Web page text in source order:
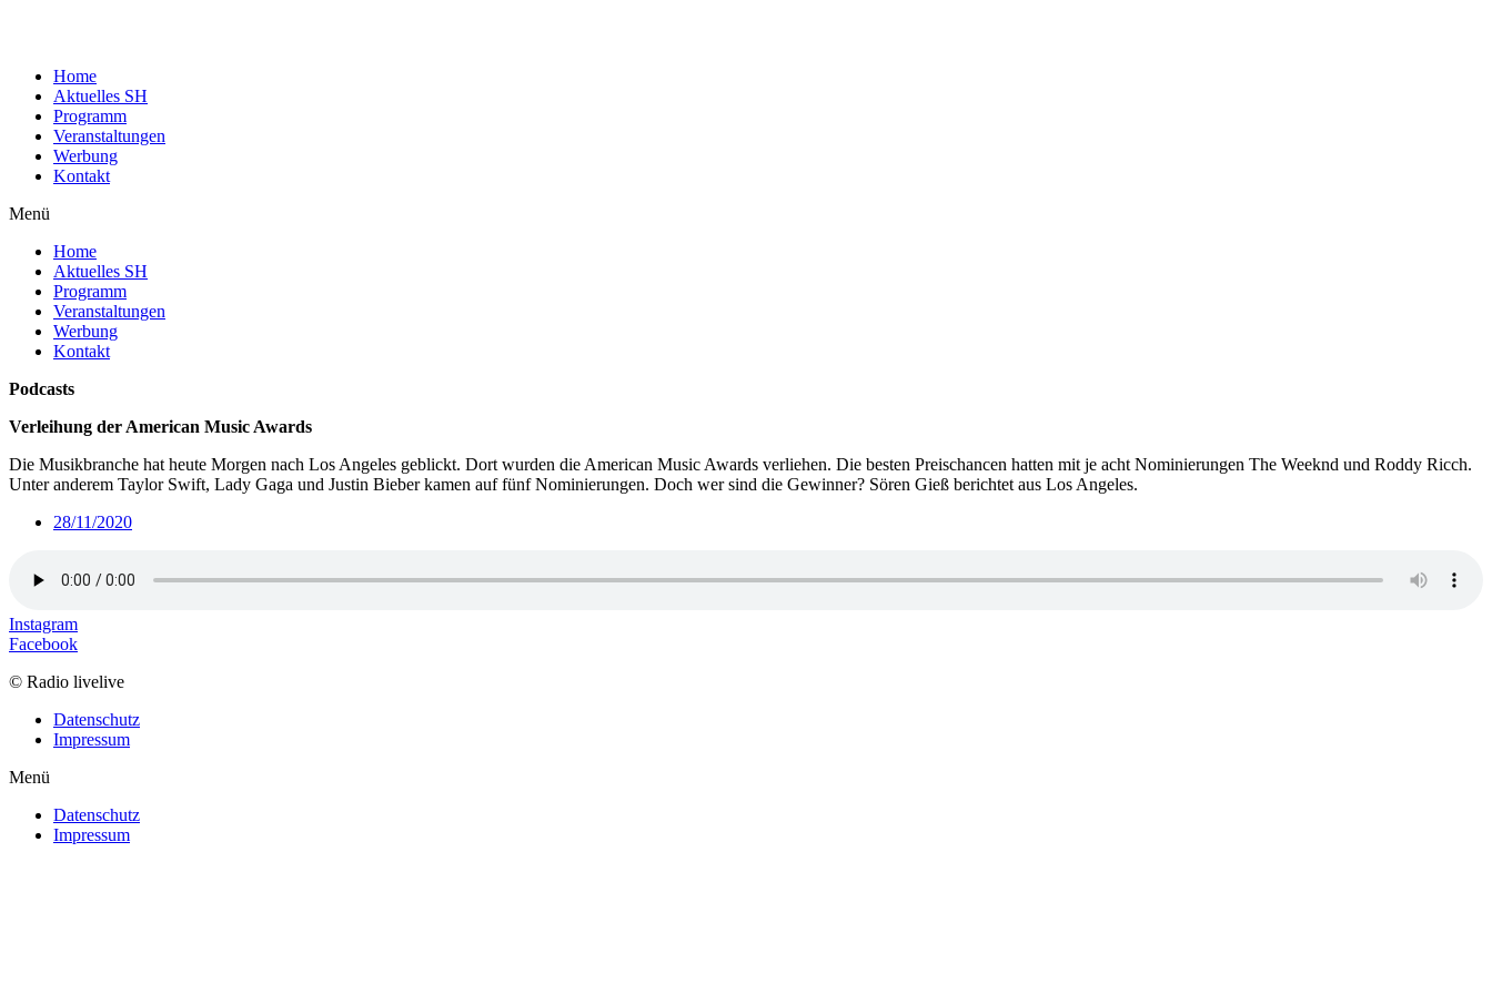
Home
Aktuelles SH
Programm
Veranstaltungen
Werbung
Kontakt
Menü
Home
Aktuelles SH
Programm
Veranstaltungen
Werbung
Kontakt
Podcasts
Verleihung der American Music Awards
Die Musikbranche hat heute Morgen nach Los Angeles geblickt. Dort wurden die American Music Awards verliehen. Die besten Preischancen hatten mit je acht Nominierungen The Weeknd und Roddy Ricch.
Unter anderem Taylor Swift, Lady Gaga und Justin Bieber kamen auf fünf Nominierungen. Doch wer sind die Gewinner? Sören Gieß berichtet aus Los Angeles.
28/11/2020
Instagram
Facebook
© Radio livelive
Datenschutz
Impressum
Menü
Datenschutz
Impressum